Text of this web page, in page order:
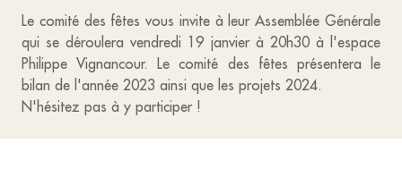
Le comité des fêtes vous invite à leur Assemblée Générale
qui se déroulera vendredi 19 janvier à 20h30 à l'espace
Philippe Vignancour. Le comité des fêtes présentera le
bilan de l'année 2023 ainsi que les projets 2024.
N'hésitez pas à y participer !